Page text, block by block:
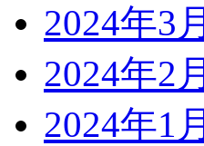
2024年3月
2024年2月
2024年1月